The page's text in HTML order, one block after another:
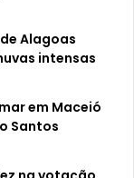
Alagoas
intensas
em Maceió
Santos